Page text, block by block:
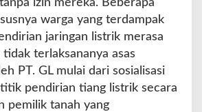
izin mereka. Beberapa
warga yang terdampak
jaringan listrik merasa
terlaksananya asas
PT. GL mulai dari sosialisasi
pendirian tiang listrik secara
pemilik tanah yang